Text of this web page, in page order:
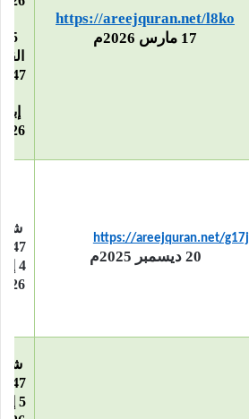
https://areejquran.net/l8ko
17 مارس 2026م
https://areejquran.net/g17j
20 ديسمبر 2025م